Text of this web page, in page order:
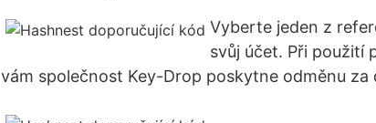
Vyberte jeden z
svůj účet. Při použití
vám společnost Key-Drop poskytne odměnu za